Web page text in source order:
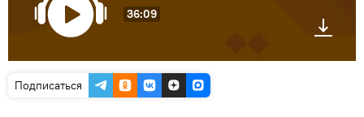
36:09
Подписаться